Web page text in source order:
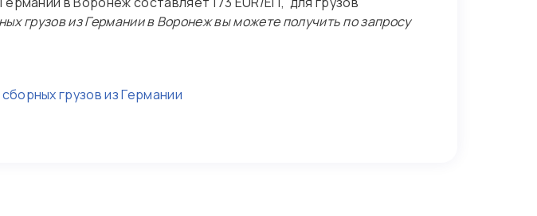
грузов из Германии в Воронеж вы можете получить по запросу
грузов из Германии